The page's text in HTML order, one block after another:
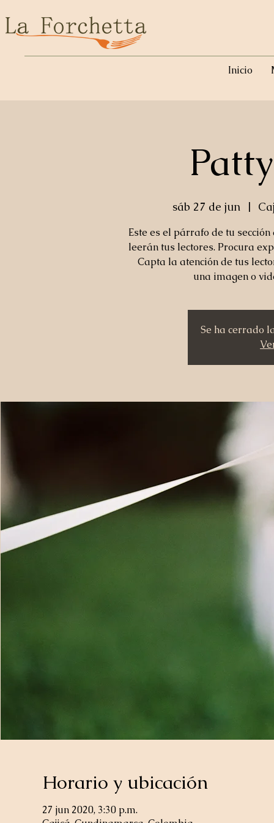
Inicio
sáb 27 de jun
  |
Este es el párrafo de tu
leerán tus lectores. Procura
Capta la atención de tus
una imagen o
Se ha cerrado
Horario y ubicación
27 jun 2020, 3:30 p.m.